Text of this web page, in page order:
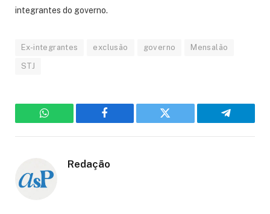
integrantes do governo.
Ex-integrantes exclusão governo Mensalão
STJ
WhatsApp Facebook Twitter Telegram
Redação